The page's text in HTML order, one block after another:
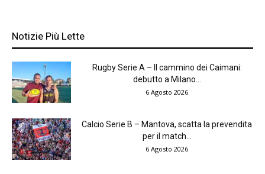
Notizie Più Lette
Rugby Serie A – Il cammino dei Caimani:
debutto a Milano...
6 Agosto 2026
Calcio Serie B – Mantova, scatta la prevendita
per il match...
6 Agosto 2026